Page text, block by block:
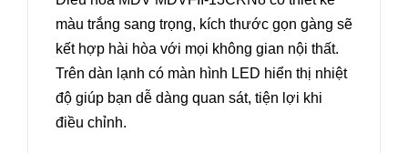
màu trắng sang trọng, kích thước gọn gàng sẽ
kết hợp hài hòa với mọi không gian nội thất.
Trên dàn lạnh có màn hình LED hiển thị nhiệt
độ giúp bạn dễ dàng quan sát, tiện lợi khi
điều chỉnh.